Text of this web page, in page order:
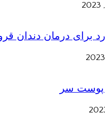
برای درمان دندان
سر